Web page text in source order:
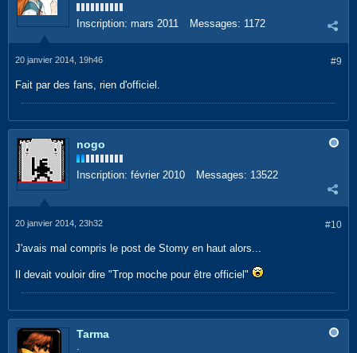
Inscription: mars 2011 Messages: 1172
#9
20 janvier 2014, 19h46
Fait par des fans, rien d'officiel.
nogo
Inscription: février 2010 Messages: 13522
#10
20 janvier 2014, 23h32
J'avais mal compris le post de Stomy en haut alors...
Il devait vouloir dire "Trop moche pour être officiel"
Tarma
.